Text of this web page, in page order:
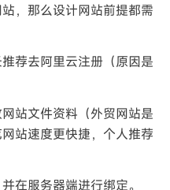
，那么设计网站前提都需
荐去阿里云注册（原因是
站文件资料（外贸网站是
站速度更快捷，个人推荐
在服务器端进行绑定。